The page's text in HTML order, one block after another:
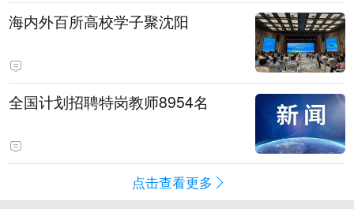
海内外百所高校学子聚沈阳
全国计划招聘特岗教师8954名
点击查看更多